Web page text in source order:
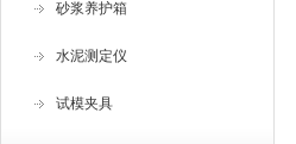
砂浆养护箱
水泥测定仪
试模夹具